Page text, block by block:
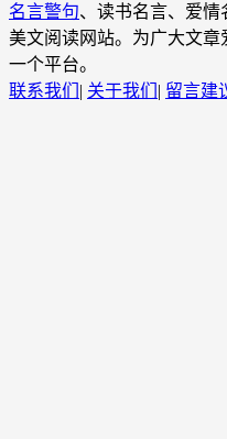
名言警句、读书名言、爱情
美文阅读网站。为广大文
一个平台。
联系我们 | 关于我们 | 留言建